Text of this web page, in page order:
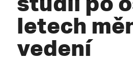
letech
vedení